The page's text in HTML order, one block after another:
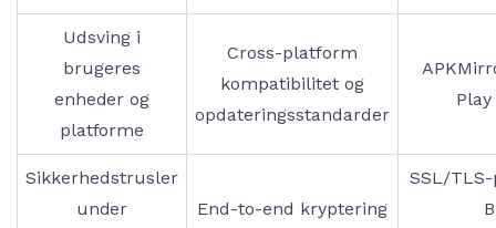
Udsving i
brugeres
enheder og
platforme
Cross-platform
kompatibilitet og
opdateringsstandarder
Sikkerhedstrusler
under
End-to-end kryptering
SSL/